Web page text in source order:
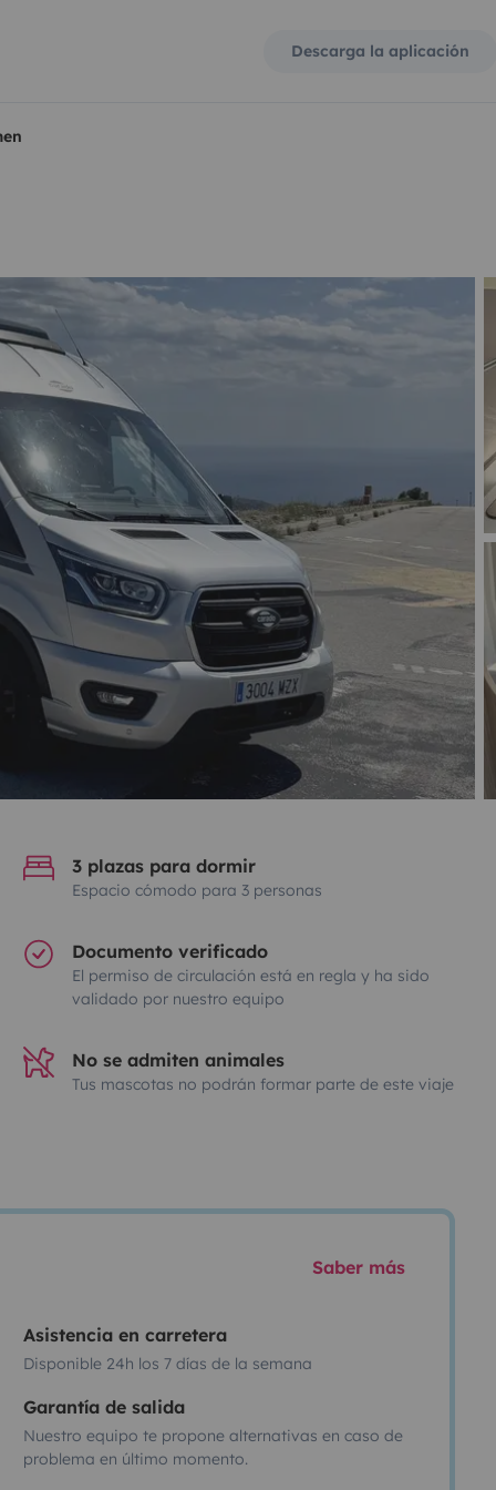
Descarga la aplicación
3 plazas para dormir
Espacio cómodo para 3 personas
Documento verificado
El permiso de circulación está en regla y ha sido
validado por nuestro equipo
No se admiten animales
Tus mascotas no podrán formar parte de este viaje
Saber más
Asistencia en carretera
Disponible 24h los 7 días de la semana
Garantía de salida
Nuestro equipo te propone alternativas en caso de
problema en último momento.